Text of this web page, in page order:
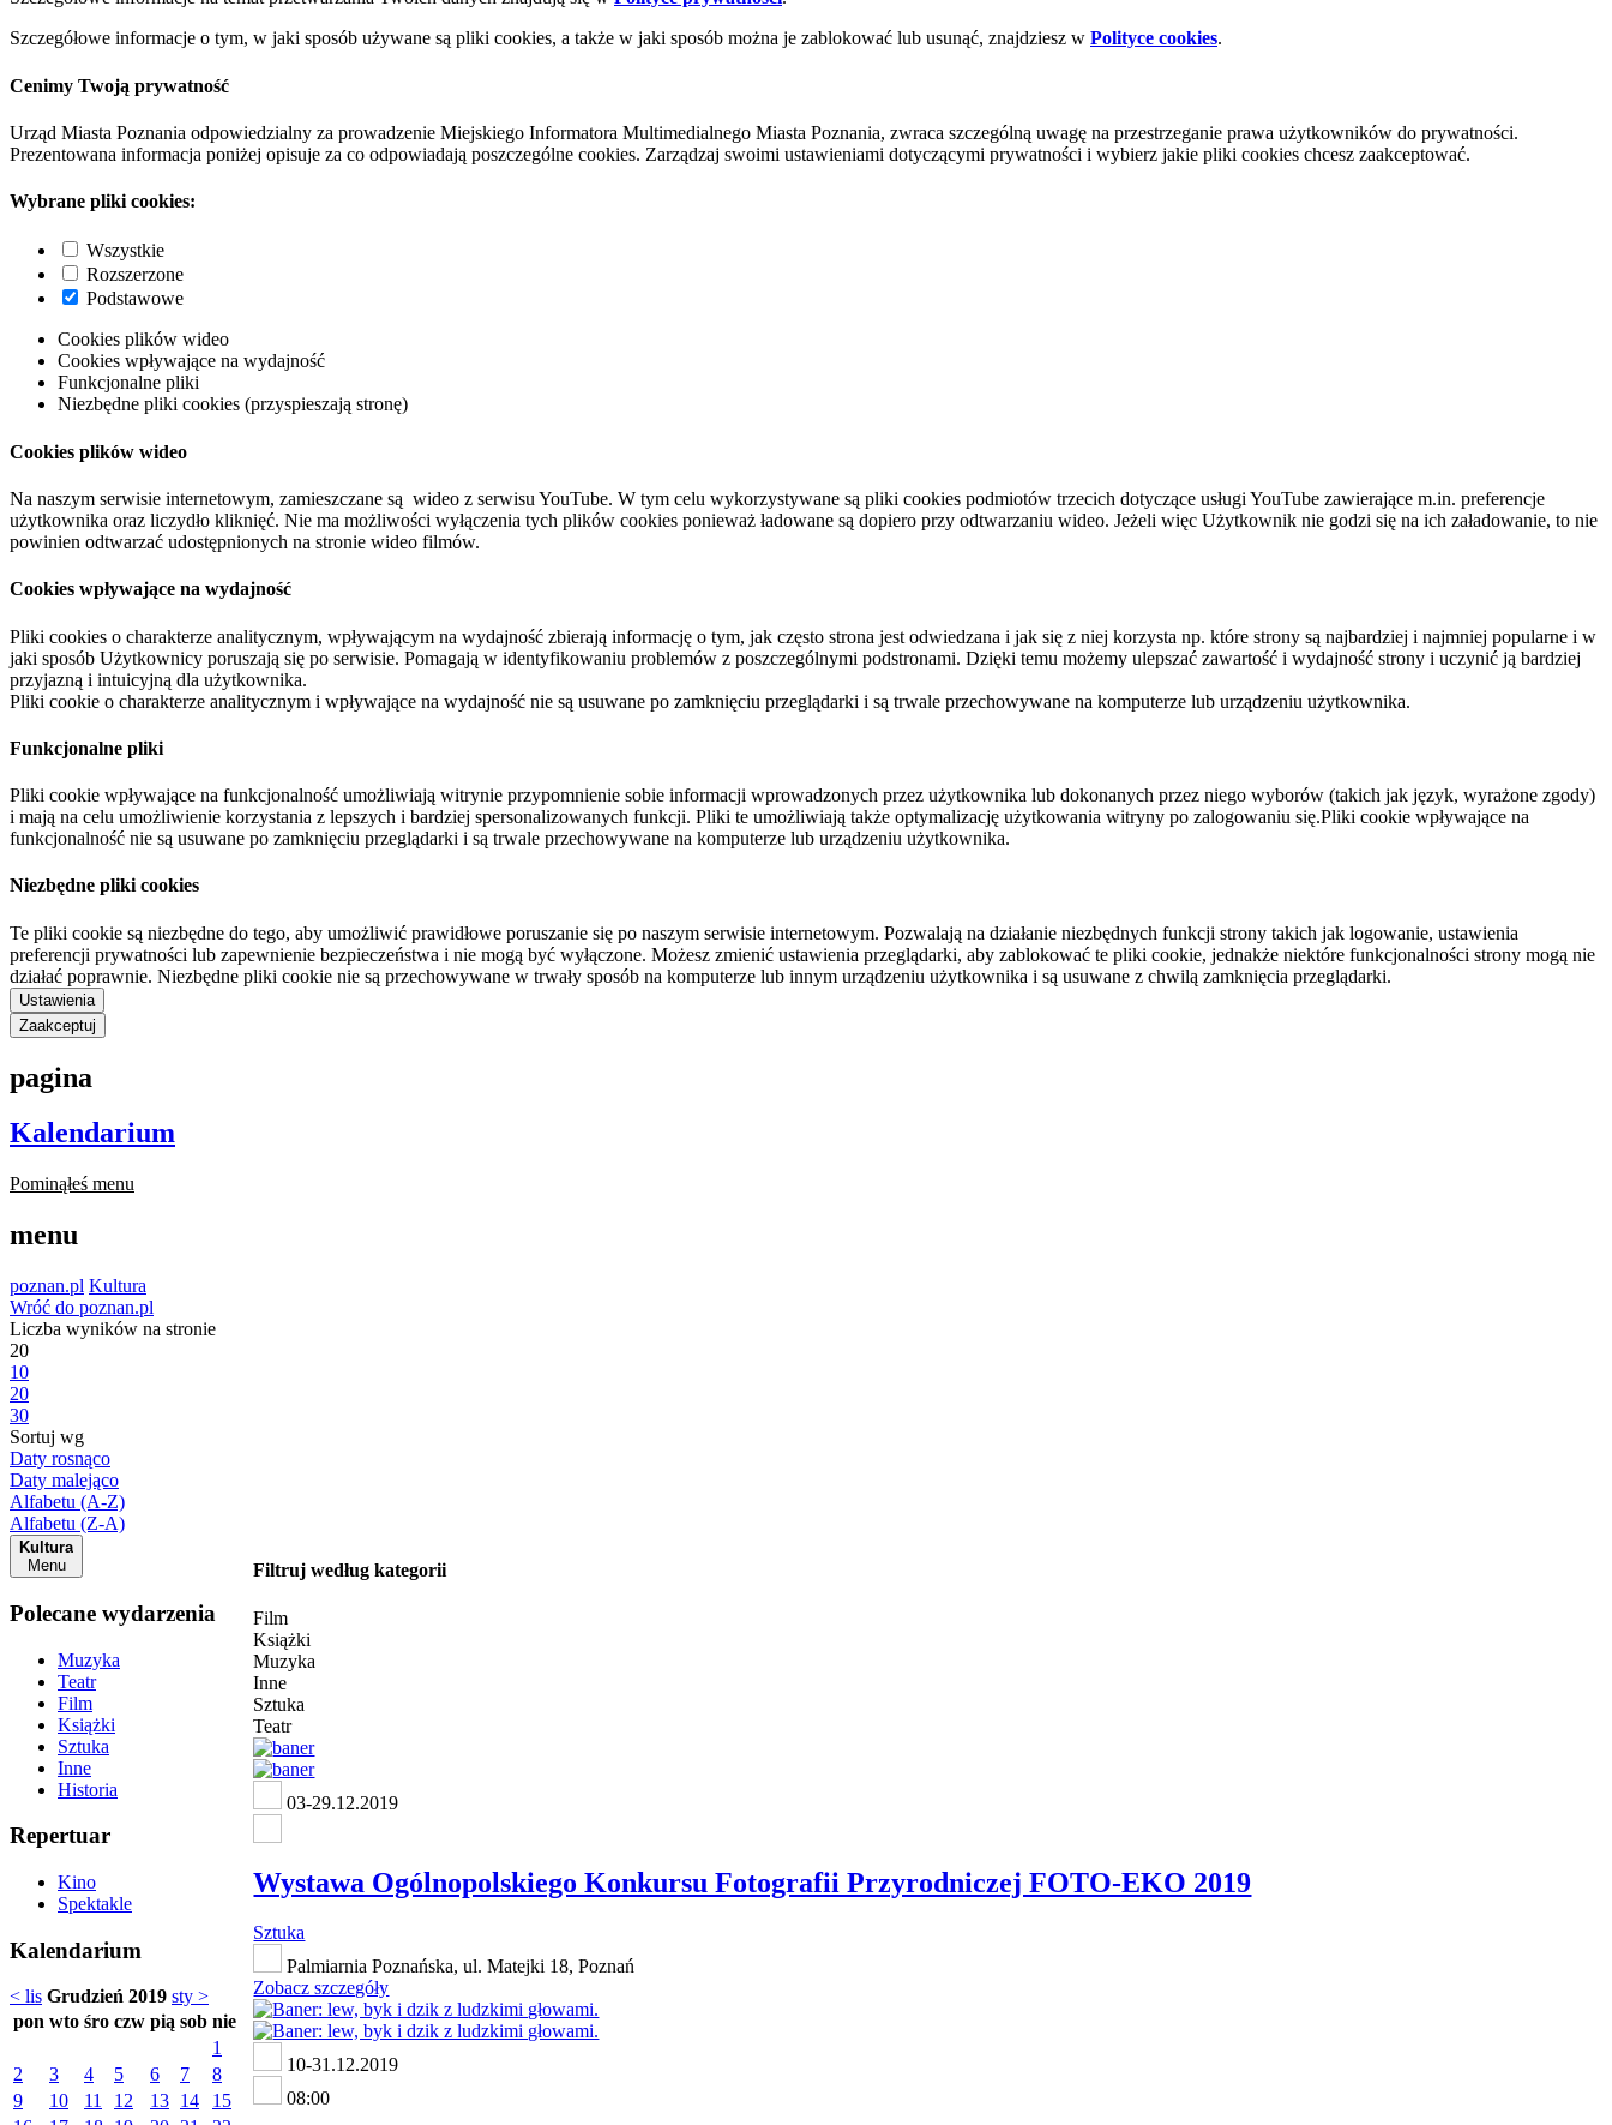
Szczegółowe informacje o tym, w jaki sposób używane są pliki cookies, a także w jaki sposób można je zablokować lub usunąć, znajdziesz w Polityce cookies.
Cenimy Twoją prywatność
Urząd Miasta Poznania odpowiedzialny za prowadzenie Miejskiego Informatora Multimedialnego Miasta Poznania, zwraca szczególną uwagę na przestrzeganie prawa użytkowników do prywatności.
Prezentowana informacja poniżej opisuje za co odpowiadają poszczególne cookies. Zarządzaj swoimi ustawieniami dotyczącymi prywatności i wybierz jakie pliki cookies chcesz zaakceptować.
Wybrane pliki cookies:
Wszystkie
Rozszerzone
Podstawowe
Cookies plików wideo
Cookies wpływające na wydajność
Funkcjonalne pliki
Niezbędne pliki cookies (przyspieszają stronę)
Cookies plików wideo
Na naszym serwisie internetowym, zamieszczane są wideo z serwisu YouTube. W tym celu wykorzystywane są pliki cookies podmiotów trzecich dotyczące usługi YouTube zawierające m.in. preferencje
użytkownika oraz liczydło kliknięć. Nie ma możliwości wyłączenia tych plików cookies ponieważ ładowane są dopiero przy odtwarzaniu wideo. Jeżeli więc Użytkownik nie godzi się na ich załadowanie, to nie
powinien odtwarzać udostępnionych na stronie wideo filmów.
Cookies wpływające na wydajność
Pliki cookies o charakterze analitycznym, wpływającym na wydajność zbierają informację o tym, jak często strona jest odwiedzana i jak się z niej korzysta np. które strony są najbardziej i najmniej popularne i w
jaki sposób Użytkownicy poruszają się po serwisie. Pomagają w identyfikowaniu problemów z poszczególnymi podstronami. Dzięki temu możemy ulepszać zawartość i wydajność strony i uczynić ją bardziej
przyjazną i intuicyjną dla użytkownika.
Pliki cookie o charakterze analitycznym i wpływające na wydajność nie są usuwane po zamknięciu przeglądarki i są trwale przechowywane na komputerze lub urządzeniu użytkownika.
Funkcjonalne pliki
Pliki cookie wpływające na funkcjonalność umożliwiają witrynie przypomnienie sobie informacji wprowadzonych przez użytkownika lub dokonanych przez niego wyborów (takich jak język, wyrażone zgody)
i mają na celu umożliwienie korzystania z lepszych i bardziej spersonalizowanych funkcji. Pliki te umożliwiają także optymalizację użytkowania witryny po zalogowaniu się.Pliki cookie wpływające na
funkcjonalność nie są usuwane po zamknięciu przeglądarki i są trwale przechowywane na komputerze lub urządzeniu użytkownika.
Niezbędne pliki cookies
Te pliki cookie są niezbędne do tego, aby umożliwić prawidłowe poruszanie się po naszym serwisie internetowym. Pozwalają na działanie niezbędnych funkcji strony takich jak logowanie, ustawienia
preferencji prywatności lub zapewnienie bezpieczeństwa i nie mogą być wyłączone. Możesz zmienić ustawienia przeglądarki, aby zablokować te pliki cookie, jednakże niektóre funkcjonalności strony mogą nie
działać poprawnie. Niezbędne pliki cookie nie są przechowywane w trwały sposób na komputerze lub innym urządzeniu użytkownika i są usuwane z chwilą zamknięcia przeglądarki.
Ustawienia
Zaakceptuj
pagina
Kalendarium
Pominąłeś menu
menu
poznan.pl Kultura
Wróć do poznan.pl
Liczba wyników na stronie
20
10
20
30
Sortuj wg
Daty rosnąco
Daty malejąco
Alfabetu (A-Z)
Alfabetu (Z-A)
Kultura
Menu
Polecane wydarzenia
Muzyka
Teatr
Film
Książki
Sztuka
Inne
Historia
Repertuar
Kino
Spektakle
Kalendarium
< lis Grudzień 2019 sty >
pon wto śro czw pią sob nie
1
2
3 4 5 6 7
8
9
10 11 12 13 14
15
Filtruj według kategorii
Film
Książki
Muzyka
Inne
Sztuka
Teatr
03-29.12.2019
Wystawa Ogólnopolskiego Konkursu Fotografii Przyrodniczej FOTO-EKO 2019
Sztuka
Palmiarnia Poznańska, ul. Matejki 18, Poznań
Zobacz szczegóły
10-31.12.2019
08:00